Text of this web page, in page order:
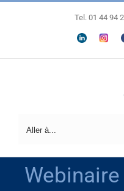
Passer
Tel. 01 44 94
LINKEDIN
Aller à...